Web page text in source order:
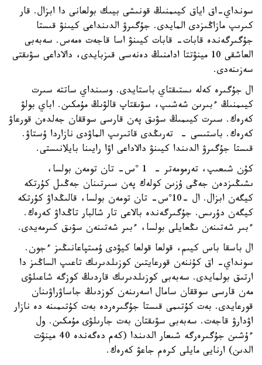
سونداي-اق اياق كيىمنىڭ قونىشى بيىك بولعانى دا ابزال. قار
كىرىپ مازاڭىزدى المايدى. جۇگىرۋ الدىنداعى كيىنۋ قىستا
جۇگىرگەندە قابات- قابات كيىنۋ اسا قاجەت ەمەس. سەبەبى
العاشقى 10 مينۋتتا ادامنىڭ دەنەسى قىزبايدى، دالاداعى سۋىقتى
سەزىنەدى.
ال جۇگىرە كەلە ىستىقتاي باستايدى. وسىنداي ساتتە سىرت
كيىمنىڭ ءبىرىن شەشىپ، سۋىقتاپ قالۋىڭ مۇمكىن. اباي بولۋ
كەرەك. سىرت كيىمىڭ سۋىق پەن قارسى سوققان جەلدەن قورعاۋ
كەرەك. باستىسى - تەرىڭدى قاتىرىپ الماۋدى نازاردا ۇستاۋ.
قىستا جۇگىرۋ الدىندا كيىنۋ دالاداعى اۋا رايىنا بايلانىستى.
كۇن شىعىپ، تەرمومەتر - 1 °س- تان تومەن بولسا،
ىشىڭىزدەن جەڭى ۇزىن كولەك پەن سىرتىنان جەڭىل كۇرتكە
كيگەن ابزال. ال -10°س- تان تومەن بولسا، قالىڭداۋ كۇرتكە
كيگەن دۇرىس. جۇگىرگەندە بالاعى تار شالبار تاڭداۋ كەرەك.
ءبىر شەتىنەن ىڭعايلى بولسا، ءبىر شەتىنەن سۋىق كىرمەيدى.
ال باسقا باس كيىم، قولعا قولعا كيۋدى ۇمىتپاعانىڭىز ءجون.
سونداي- اق كۇننەن قورعايتىن كوزىلدىرىك تاعىپ الساڭىز دا
ارتىق بولمايدى. سەبەبى كوزىلدىرىك قاردىڭ كوزگە شاعىلۋى
مەن قارسى سوققان سامال اسەرىنەن كوزدىڭ جاساۋراۋىنان
قورعايدى. بەت كۇتىمى قىستا جۇگىرەردە بەت كۇتىمىنە دە نازار
اۋدارۋ قاجەت. سەبەبى سۋىقتان بەت جارىلۋى مۇمكىن. ول
ءۇشىن جۇگىرەرگە شىعار الدىندا (كەم دەگەندە 40 مينۋت
الدىن) ارنايى مايلى كرەم جاعۋ كەرەك.